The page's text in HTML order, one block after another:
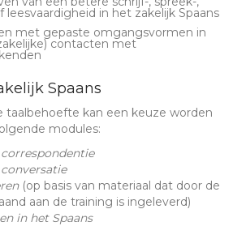
leesvaardigheid in het zakelijk Spaans
met gepaste omgangsvormen in
contacten met
Spaans
taalbehoefte kan een keuze worden
modules:
(op basis van materiaal dat door de
aan de training is ingeleverd)
in het Spaans